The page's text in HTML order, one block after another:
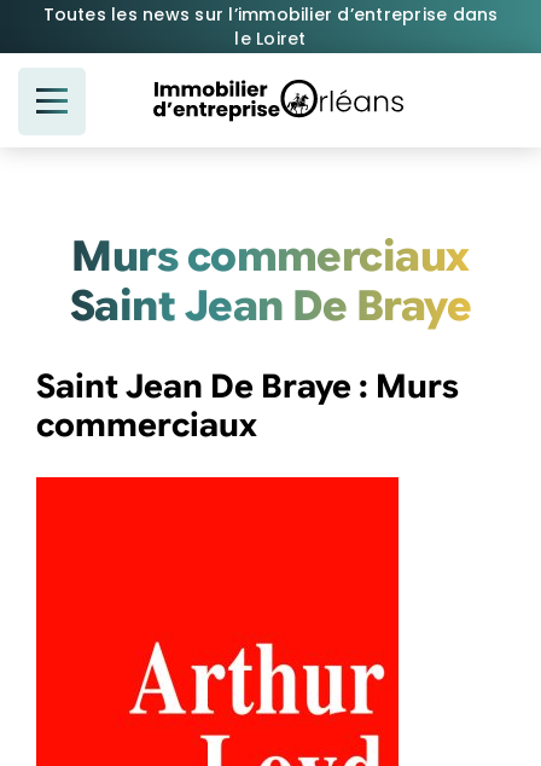
Passer
contenu
Toutes les news sur l’immobilier d’entreprise dans
le Loiret
Murs commerciaux
Saint Jean De Braye
Saint Jean De Braye : Murs
commerciaux